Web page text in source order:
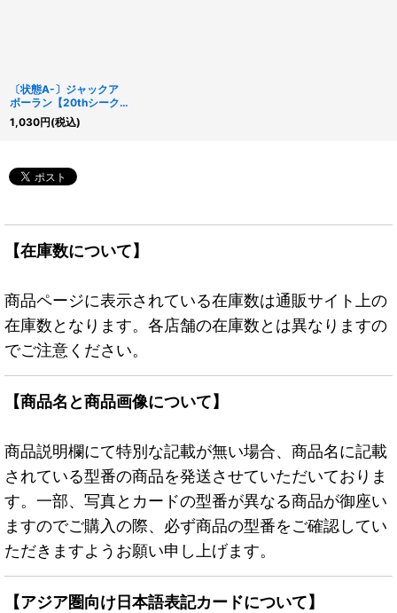
〔状態A-〕ジャックア
ボーラン【20thシーク
レット】{IGAS-JP026}
《モンスター》
1,030円(税込)
【在庫数について】
商品ページに表示されている在庫数は通販サイト上の
在庫数となります。各店舗の在庫数とは異なりますの
でご注意ください。
【商品名と商品画像について】
商品説明欄にて特別な記載が無い場合、商品名に記載
されている型番の商品を発送させていただいておりま
す。一部、写真とカードの型番が異なる商品が御座い
ますのでご購入の際、必ず商品の型番をご確認してい
ただきますようお願い申し上げます。
【アジア圏向け日本語表記カードについて】